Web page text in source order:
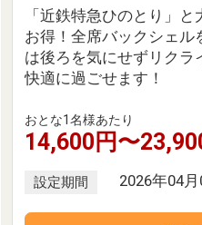
「近鉄特急ひのとり」
お得！全席バックシェル
は後ろを気にせずリクラ
快適に過ごせます！
おとな1名様あたり
14,600円〜
設定期間 2026年04